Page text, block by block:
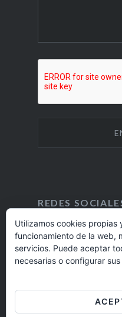
REDES
I
N
S
A
F
A
C
B
924 17 16 20
Utilizamos cookies
funcionamiento de la web,
servicios. Puede aceptar
necesarias o configurar